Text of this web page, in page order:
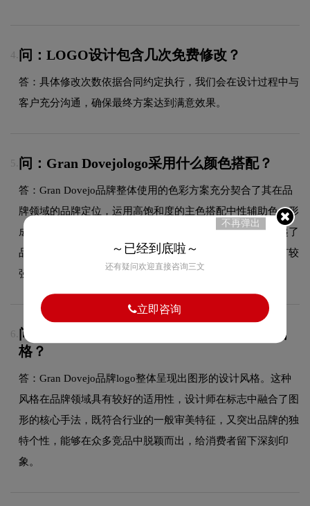
4. 问：LOGO设计包含几次免费修改？
答：具体修改次数依据合同约定执行，我们会在设计过程中与
客户充分沟通，确保最终方案达到满意效果。
5. 问：Gran Dovejologo采用什么颜色搭配？
答：Gran Dovejo品牌整体使用的色彩方案充分契合了其在品
牌领域的品牌定位，运用高饱和度的主色搭配中性辅助色，形
成强烈的视觉冲击力，突出品牌个性。这种色彩选择既传递了
品牌的图形设计美学，又能有效吸引目标受众，使标志具有较
强的视觉辨识度。
6. 问：Gran Dovejo的品牌logo属于什么设计风
格？
答：Gran Dovejo品牌logo整体呈现出图形的设计风格。这种
风格在品牌领域具有较好的适用性，设计师在标志中融合了图
形的核心手法，既符合行业的一般审美特征，又突出品牌的独
特个性，能够在众多竞品中脱颖而出，给消费者留下深刻印
象。
不再弹出
～已经到底啦～
还有疑问欢迎直接咨询三文
立即咨询